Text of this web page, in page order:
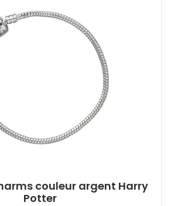
couleur argent Harry
Potter